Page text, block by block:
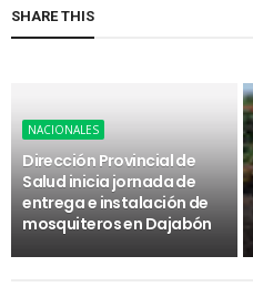
SHARE THIS
NACIONALES
Dirección Provincial de
Salud inicia jornada de
entrega e instalación de
mosquiteros en Dajabón